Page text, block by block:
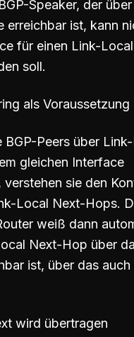
Speaker, der
erreichbar ist, kann
für einen Link-
soll.
als Voraussetzung
BGP-Peers über
gleichen Interface
verstehen sie den
Local Next-Hops.
weiß dann
Next-Hop über
ist, über das auch
wird übertragen